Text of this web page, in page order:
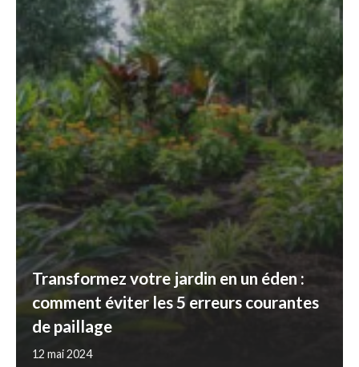
Transformez votre jardin en un éden :
comment éviter les 5 erreurs courantes
de paillage
12 mai 2024